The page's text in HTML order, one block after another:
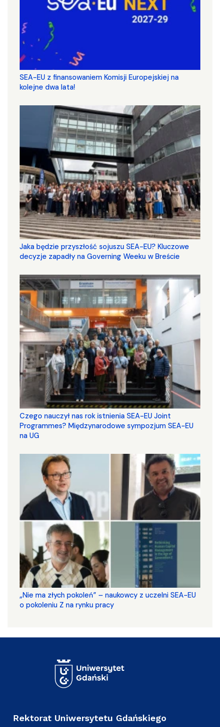
SEA-EU z finansowaniem Komisji Europejskiej na
kolejne dwa lata!
Jaka będzie przyszłość sojuszu SEA-EU? Kluczowe
decyzje zapadły na Governing Weeku w Breście
Czego nauczył nas rok istnienia SEA-EU Joint
Programmes? Międzynarodowe sympozjum SEA-EU
na UG
„Nie ma złych pokoleń” – naukowcy z uczelni SEA-EU
o pokoleniu Z na rynku pracy
Rektorat Uniwersytetu Gdańskiego